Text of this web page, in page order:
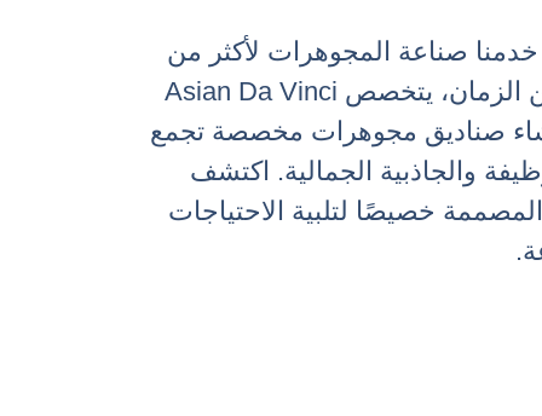
خدمنا صناعة المجوهرات لأكثر من
عقد من الزمان، يتخصص Asian Da Vinci
صناديق مجوهرات مخصصة تجمع
والجاذبية الجمالية. اكتشف
المصممة خصيصًا لتلبية الاحتياجات